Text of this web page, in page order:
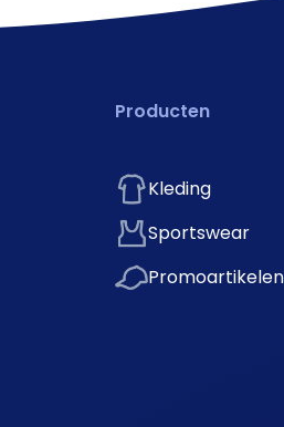
Producten
Kleding
Sportswear
Promoartikelen